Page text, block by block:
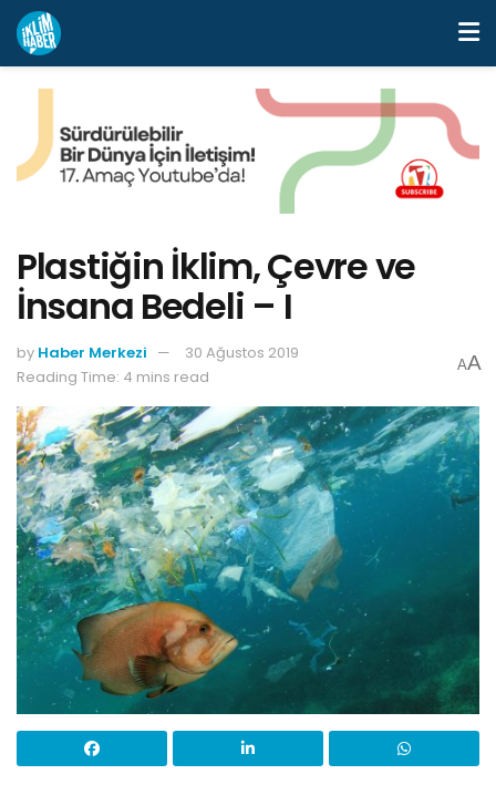
Plastiğin İklim, Çevre ve
İnsana Bedeli – I
by Haber Merkezi
30 Ağustos 2019
Reading Time: 4 mins read
AA